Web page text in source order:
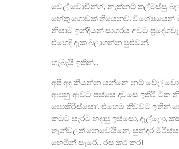
වේල් වොචින්ග්, නැත්නම් තල්මස්සු
හේතු ගොඩක් තියෙනව. විශේෂයෙන්
නිසාම ඉන්දියන් සාගරය අවට
එහෙදි දැක බලාගන්න පුළුවන්.
හැබැයි ඉතින්…
අපි අද කියන්න යන්නෙ නම් වේල්
ආපහු ආවට පස්සෙ දවසෙ ඉතිරි ටික
පොකිරිස්සො’. එහෙම කිව්වට ඉතින්
කටට සැරට හදාපු ඉස්සො,
තැන්වලත් නෙවෙයිනෙ, සුන්දර
හෙමින් සැරේ… රස කර කර!